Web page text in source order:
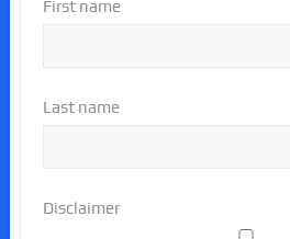
First name
Last name
Disclaimer